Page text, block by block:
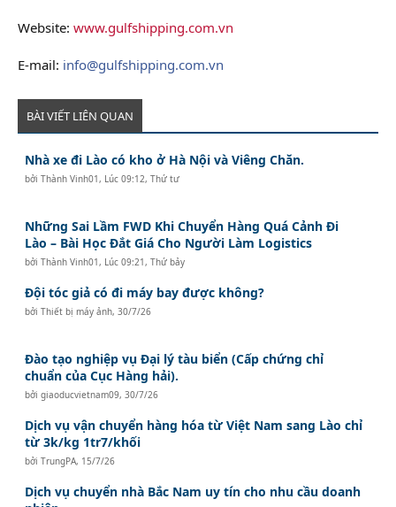
Website: www.gulfshipping.com.vn
E-mail: info@gulfshipping.com.vn
BÀI VIẾT LIÊN QUAN
Nhà xe đi Lào có kho ở Hà Nội và Viêng Chăn.
bởiThành Vinh01 , Lúc 09:12, Thứ tư
Những Sai Lầm FWD Khi Chuyển Hàng Quá Cảnh Đi
Lào – Bài Học Đắt Giá Cho Người Làm Logistics
bởiThành Vinh01 , Lúc 09:21, Thứ bảy
Đội tóc giả có đi máy bay được không?
bởiThiết bị máy ảnh,30/7/26
Đào tạo nghiệp vụ Đại lý tàu biển (Cấp chứng chỉ
chuẩn của Cục Hàng hải).
bởigiaoducvietnam09,30/7/26
Dịch vụ vận chuyển hàng hóa từ Việt Nam sang Lào chỉ
từ 3k/kg 1tr7/khối
bởiTrungPA, 15/7/26
Dịch vụ chuyển nhà Bắc Nam uy tín cho nhu cầu doanh